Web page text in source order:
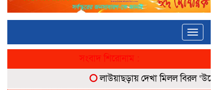
Toggle
সংবাদ শিরোনাম :
লাউয়াছড়ায় দেখা মিলল বিরল